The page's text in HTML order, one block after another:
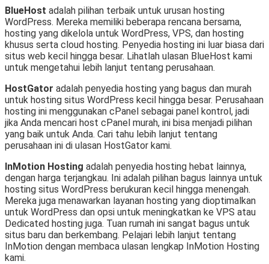
BlueHost adalah pilihan terbaik untuk urusan hosting
WordPress. Mereka memiliki beberapa rencana bersama,
hosting yang dikelola untuk WordPress, VPS, dan hosting
khusus serta cloud hosting. Penyedia hosting ini luar biasa dari
situs web kecil hingga besar. Lihatlah ulasan BlueHost kami
untuk mengetahui lebih lanjut tentang perusahaan.
HostGator adalah penyedia hosting yang bagus dan murah
untuk hosting situs WordPress kecil hingga besar. Perusahaan
hosting ini menggunakan cPanel sebagai panel kontrol, jadi
jika Anda mencari host cPanel murah, ini bisa menjadi pilihan
yang baik untuk Anda. Cari tahu lebih lanjut tentang
perusahaan ini di ulasan HostGator kami.
InMotion Hosting adalah penyedia hosting hebat lainnya,
dengan harga terjangkau. Ini adalah pilihan bagus lainnya untuk
hosting situs WordPress berukuran kecil hingga menengah.
Mereka juga menawarkan layanan hosting yang dioptimalkan
untuk WordPress dan opsi untuk meningkatkan ke VPS atau
Dedicated hosting juga. Tuan rumah ini sangat bagus untuk
situs baru dan berkembang. Pelajari lebih lanjut tentang
InMotion dengan membaca ulasan lengkap InMotion Hosting
kami.